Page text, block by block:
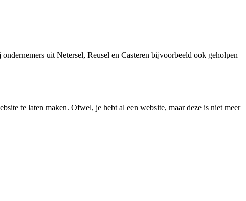
uit Netersel, Reusel en Casteren bijvoorbeeld ook geholpen
te laten maken. Ofwel, je hebt al een website, maar deze is niet meer